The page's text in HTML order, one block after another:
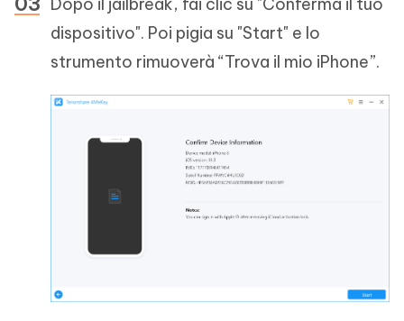
Dopo il jailbreak, fai clic su "Conferma il tuo
dispositivo". Poi pigia su "Start" e lo
strumento rimuoverà “Trova il mio iPhone”.